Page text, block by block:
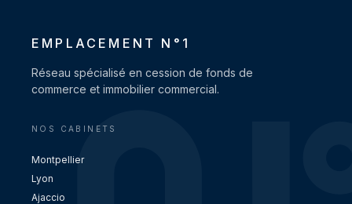
EMPLACEMENT N°1
Réseau spécialisé en cession de fonds de
commerce et immobilier commercial.
NOS CABINETS
Montpellier
Lyon
Ajaccio